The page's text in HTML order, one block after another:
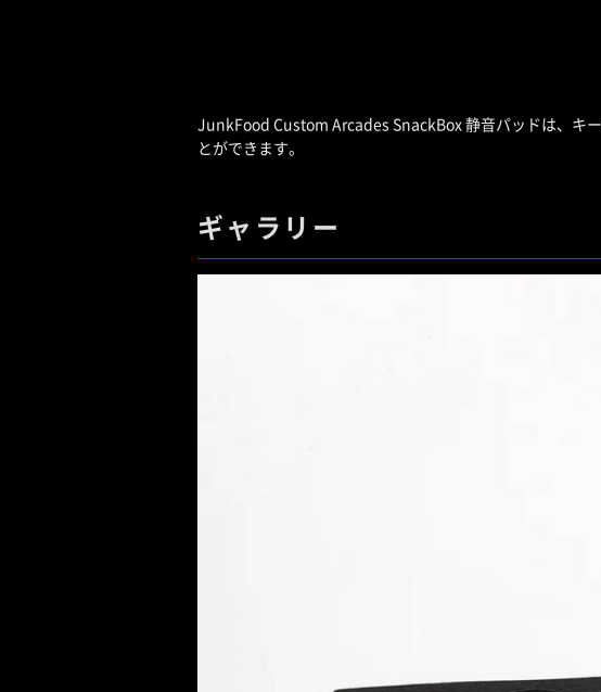
JunkFood Custom Arcades SnackBox 静音パッドは、キ
とができます。
ギャラリー